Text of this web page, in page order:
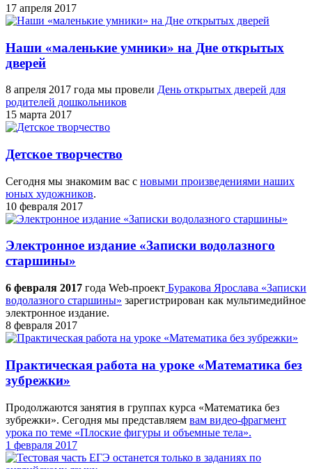
17 апреля 2017
Наши «маленькие умники» на Дне открытых
дверей
8 апреля 2017 года мы провели День открытых дверей для
родителей дошкольников
15 марта 2017
Детское творчество
Сегодня мы знакомим вас с новыми произведениями наших
юных художников.
10 февраля 2017
Электронное издание «Записки водолазного
старшины»
6 февраля 2017 года Web-проект Буракова Ярослава «Записки
водолазного старшины» зарегистрирован как мультимедийное
электронное издание.
8 февраля 2017
Практическая работа на уроке «Математика без
зубрежки»
Продолжаются занятия в группах курса «Математика без
зубрежки». Сегодня мы представляем вам видео-фрагмент
урока по теме «Плоские фигуры и объемные тела».
1 февраля 2017